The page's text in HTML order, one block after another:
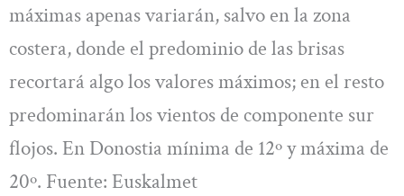
máximas apenas variarán, salvo en la zona
costera, donde el predominio de las brisas
recortará algo los valores máximos; en el resto
predominarán los vientos de componente sur
flojos. En Donostia mínima de 12º y máxima de
20º. Fuente: Euskalmet